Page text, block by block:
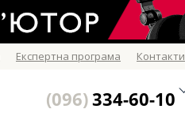
Експертна програма Контакти
(096)334-60-10